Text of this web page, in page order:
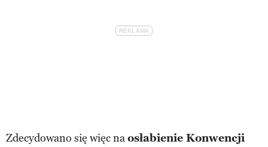
Zdecydowano się więc naosłabienie Konwencji